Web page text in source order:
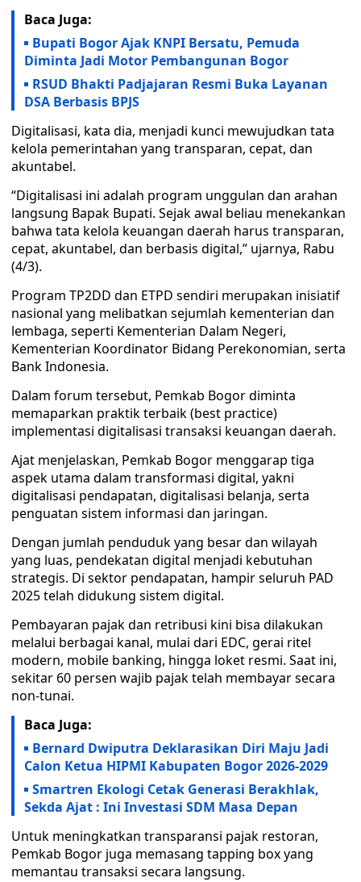
Baca Juga:
Bupati Bogor Ajak KNPI Bersatu, Pemuda
Diminta Jadi Motor Pembangunan Bogor
RSUD Bhakti Padjajaran Resmi Buka Layanan
DSA Berbasis BPJS
Digitalisasi, kata dia, menjadi kunci mewujudkan tata
kelola pemerintahan yang transparan, cepat, dan
akuntabel.
“Digitalisasi ini adalah program unggulan dan arahan
langsung Bapak Bupati. Sejak awal beliau menekankan
bahwa tata kelola keuangan daerah harus transparan,
cepat, akuntabel, dan berbasis digital,” ujarnya, Rabu
(4/3).
Program TP2DD dan ETPD sendiri merupakan inisiatif
nasional yang melibatkan sejumlah kementerian dan
lembaga, seperti Kementerian Dalam Negeri,
Kementerian Koordinator Bidang Perekonomian, serta
Bank Indonesia.
Dalam forum tersebut, Pemkab Bogor diminta
memaparkan praktik terbaik (best practice)
implementasi digitalisasi transaksi keuangan daerah.
Ajat menjelaskan, Pemkab Bogor menggarap tiga
aspek utama dalam transformasi digital, yakni
digitalisasi pendapatan, digitalisasi belanja, serta
penguatan sistem informasi dan jaringan.
Dengan jumlah penduduk yang besar dan wilayah
yang luas, pendekatan digital menjadi kebutuhan
strategis. Di sektor pendapatan, hampir seluruh PAD
2025 telah didukung sistem digital.
Pembayaran pajak dan retribusi kini bisa dilakukan
melalui berbagai kanal, mulai dari EDC, gerai ritel
modern, mobile banking, hingga loket resmi. Saat ini,
sekitar 60 persen wajib pajak telah membayar secara
non-tunai.
Baca Juga:
Bernard Dwiputra Deklarasikan Diri Maju Jadi
Calon Ketua HIPMI Kabupaten Bogor 2026-2029
Smartren Ekologi Cetak Generasi Berakhlak,
Sekda Ajat : Ini Investasi SDM Masa Depan
Untuk meningkatkan transparansi pajak restoran,
Pemkab Bogor juga memasang tapping box yang
memantau transaksi secara langsung.